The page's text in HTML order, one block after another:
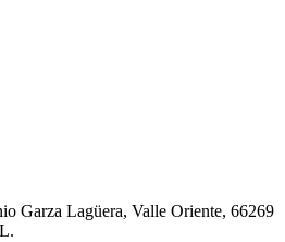
Garza Lagüera, Valle Oriente, 66269